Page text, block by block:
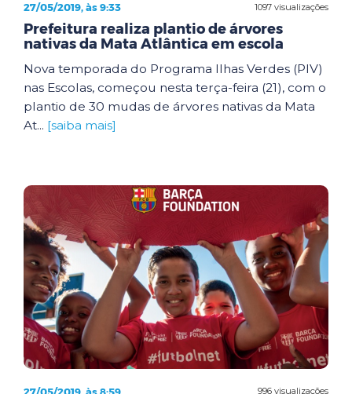
1097 visualizações
27/05/2019, às 9:33
Prefeitura realiza plantio de árvores
nativas da Mata Atlântica em escola
Nova temporada do Programa Ilhas Verdes (PIV)
nas Escolas, começou nesta terça-feira (21), com o
plantio de 30 mudas de árvores nativas da Mata
At... [saiba mais]
996 visualizações
27/05/2019, às 8:59